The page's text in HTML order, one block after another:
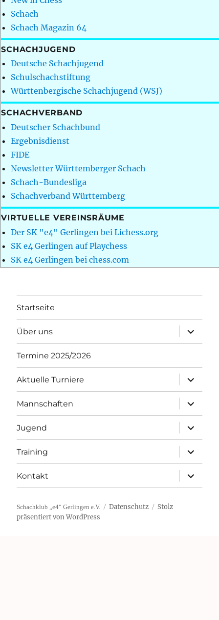
Schach
Schach Magazin 64
SCHACHJUGEND
Deutsche Schachjugend
Schulschachstiftung
Württenbergische Schachjugend (WSJ)
SCHACHVERBAND
Deutscher Schachbund
Ergebnisdienst
FIDE
Newsletter Württemberger Schach
Schach-Bundesliga
Schachverband Württemberg
VIRTUELLE VEREINSRÄUME
Der SK "e4" Gerlingen bei Lichess.org
SK e4 Gerlingen auf Playchess
SK e4 Gerlingen bei chess.com
Startseite
Über uns
öffnen
Termine 2025/2026
Aktuelle Turniere
öffnen
Mannschaften
öffnen
Jugend
öffnen
Training
öffnen
Kontakt
öffnen
Schachklub „e4“ Gerlingen e.V. Datenschutz
Stolz
präsentiert von WordPress